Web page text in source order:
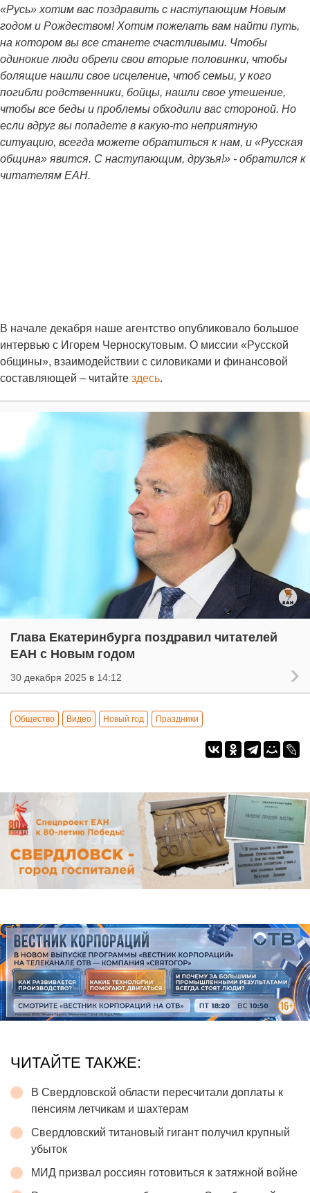
«Русь» хотим вас поздравить с наступающим Новым
годом и Рождеством! Хотим пожелать вам найти путь,
на котором вы все станете счастливыми. Чтобы
одинокие люди обрели свои вторые половинки, чтобы
болящие нашли свое исцеление, чтоб семьи, у кого
погибли родственники, бойцы, нашли свое утешение,
чтобы все беды и проблемы обходили вас стороной. Но
если вдруг вы попадете в какую-то неприятную
ситуацию, всегда можете обратиться к нам, и «Русская
община» явится. С наступающим, друзья!» - обратился к
читателям ЕАН.
В начале декабря наше агентство опубликовало большое
интервью с Игорем Черноскутовым. О миссии «Русской
общины», взаимодействии с силовиками и финансовой
составляющей – читайте здесь.
Глава Екатеринбурга поздравил читателей
ЕАН с Новым годом
30 декабря 2025 в 14:12
Общество Видео Новый год Праздники
ЧИТАЙТЕ ТАКЖЕ:
В Свердловской области пересчитали доплаты к
пенсиям летчикам и шахтерам
Свердловский титановый гигант получил крупный
убыток
МИД призвал россиян готовиться к затяжной войне